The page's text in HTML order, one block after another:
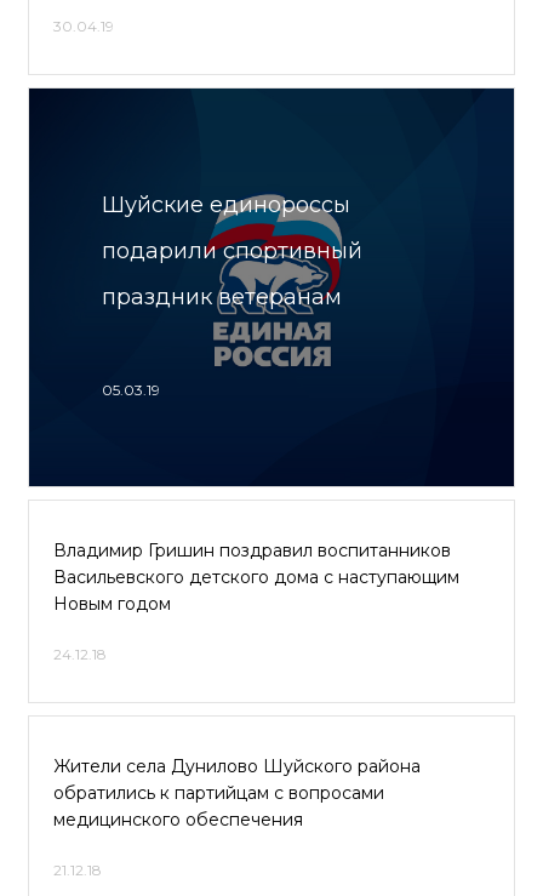
30.04.19
Шуйские единороссы
подарили спортивный
праздник ветеранам
05.03.19
Владимир Гришин поздравил воспитанников
Васильевского детского дома с наступающим
Новым годом
24.12.18
Жители села Дунилово Шуйского района
обратились к партийцам с вопросами
медицинского обеспечения
21.12.18